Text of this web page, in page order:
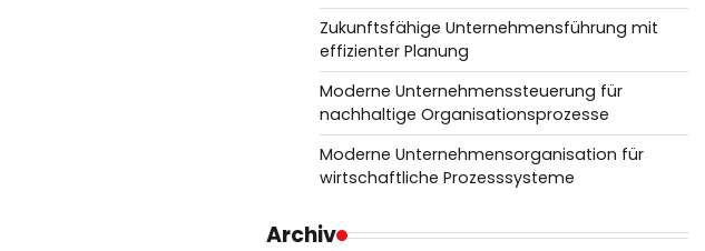
Zukunftsfähige Unternehmensführung mit
effizienter Planung
Moderne Unternehmenssteuerung für
nachhaltige Organisationsprozesse
Moderne Unternehmensorganisation für
wirtschaftliche Prozesssysteme
Archiv